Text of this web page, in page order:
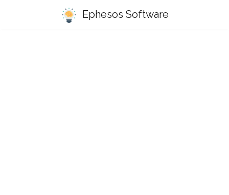
Ephesos Software